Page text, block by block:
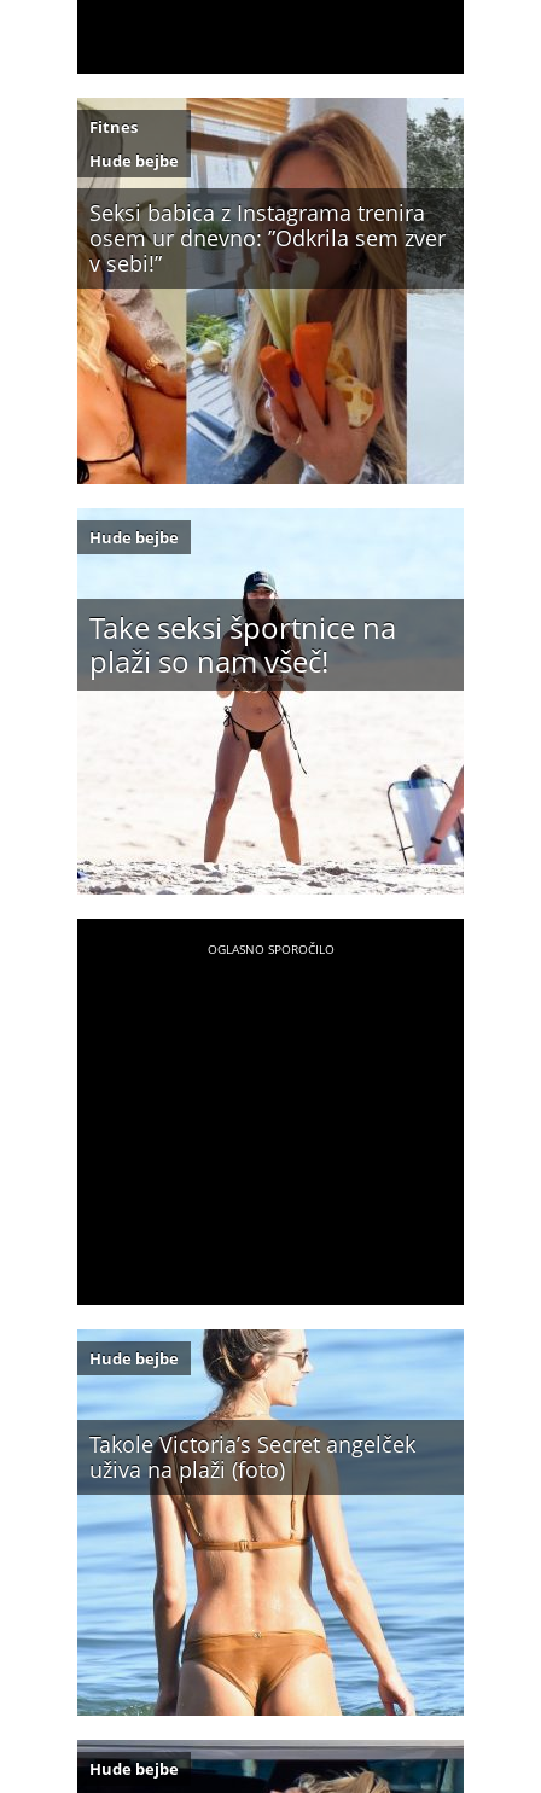
Seksi babica z Instagrama trenira
osem ur dnevno: ”Odkrila sem zver
v sebi!”
Fitnes
Hude bejbe
Take seksi športnice na
plaži so nam všeč!
Hude bejbe
Takole Victoria’s Secret angelček
uživa na plaži (foto)
Hude bejbe
Hude bejbe